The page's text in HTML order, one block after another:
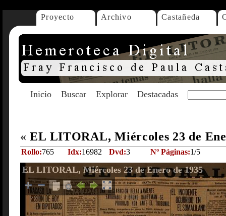
Proyecto Archivo Castañeda
Inicio Buscar Explorar Destacadas
« EL LITORAL, Miércoles 23 de
Rollo:765 Idx:16982 Dvd:3 Nº Páginas:1/5
EL LITORAL, Miércoles 23 de Enero de 1935